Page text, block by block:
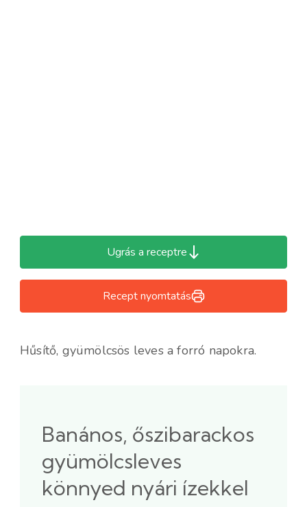
Ugrás a receptre
Recept nyomtatás
Hűsítő, gyümölcsös leves a forró napokra.
Banános, őszibarackos
gyümölcsleves
könnyed nyári ízekkel